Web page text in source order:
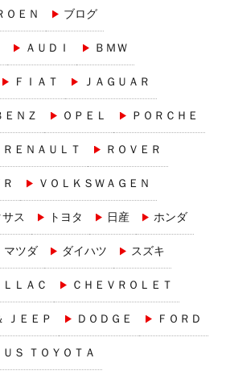
ＯＥＮ ブログ
ＡＵＤＩ ＢＭＷ
ＦＩＡＴ ＪＡＧＵＡＲ
ＮＺ ＯＰＥＬ ＰＯＲＣＨＥ
ＲＥＮＡＵＬＴ ＲＯＶＥＲ
ＶＯＬＫＳＷＡＧＥＮ
サス トヨタ 日産 ホンダ
マツダ ダイハツ スズキ
ＬＡＣ ＣＨＥＶＲＯＬＥＴ
ＪＥＥＰ ＤＯＤＧＥ ＦＯＲＤ
ＵＳ ＴＯＹＯＴＡ